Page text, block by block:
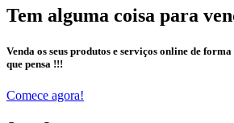
Tem alguma coisa para
Venda os seus produtos e serviços online de
que pensa !!!
Comece agora!